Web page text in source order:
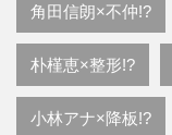
角田信朗×不仲!?
朴槿恵×整形!?
小林アナ×降板!?